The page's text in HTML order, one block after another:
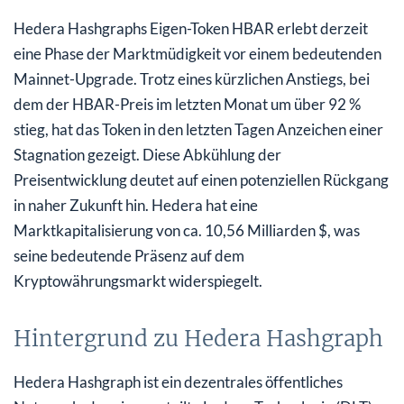
Hedera Hashgraphs Eigen-Token HBAR erlebt derzeit
eine Phase der Marktmüdigkeit vor einem bedeutenden
Mainnet-Upgrade. Trotz eines kürzlichen Anstiegs, bei
dem der HBAR-Preis im letzten Monat um über 92 %
stieg, hat das Token in den letzten Tagen Anzeichen einer
Stagnation gezeigt. Diese Abkühlung der
Preisentwicklung deutet auf einen potenziellen Rückgang
in naher Zukunft hin. Hedera hat eine
Marktkapitalisierung von ca. 10,56 Milliarden $, was
seine bedeutende Präsenz auf dem
Kryptowährungsmarkt widerspiegelt.
Hintergrund zu Hedera Hashgraph
Hedera Hashgraph ist ein dezentrales öffentliches